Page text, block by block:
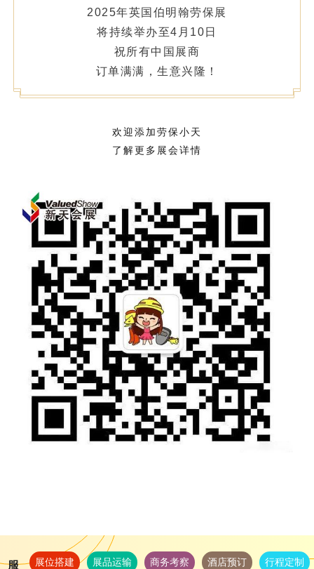
2025年英国伯明翰劳保展
将持续举办至4月10日
祝所有中国展商
订单满满，生意兴隆！
欢迎添加劳保小天
了解更多展会详情
服 展位搭建 展品运输 商务考察 酒店预订 行程定制